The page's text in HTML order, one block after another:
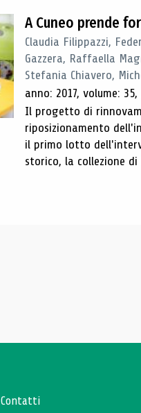
A Cuneo prende
Claudia Filippazzi,
Gazzera, Raffaella
Stefania Chiavero,
anno: 2017, volume:
Il progetto di
riposizionamento
il primo lotto
storico, la collezione di
Contatti